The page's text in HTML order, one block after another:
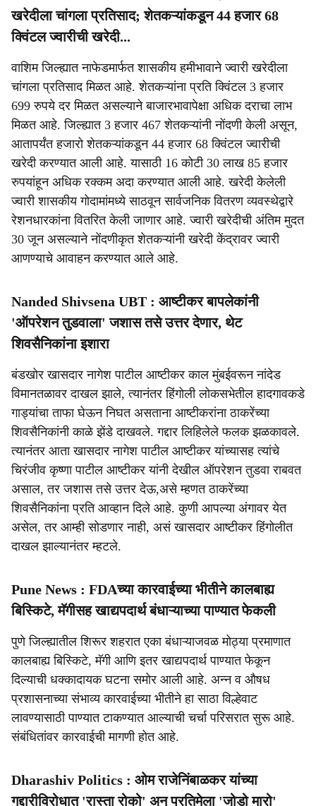
खरेदीला चांगला प्रतिसाद; शेतकऱ्यांकडून 44 हजार 68
क्विंटल ज्वारीची खरेदी...
वाशिम जिल्ह्यात नाफेडमार्फत शासकीय हमीभावाने ज्वारी खरेदीला
चांगला प्रतिसाद मिळत आहे. शेतकऱ्यांना प्रति क्विंटल 3 हजार
699 रुपये दर मिळत असल्याने बाजारभावापेक्षा अधिक दराचा लाभ
मिळत आहे. जिल्ह्यात 3 हजार 467 शेतकऱ्यांनी नोंदणी केली असून,
आतापर्यंत हजारो शेतकऱ्यांकडून 44 हजार 68 क्विंटल ज्वारीची
खरेदी करण्यात आली आहे. यासाठी 16 कोटी 30 लाख 85 हजार
रुपयांहून अधिक रक्कम अदा करण्यात आली आहे. खरेदी केलेली
ज्वारी शासकीय गोदामांमध्ये साठवून सार्वजनिक वितरण व्यवस्थेद्वारे
रेशनधारकांना वितरित केली जाणार आहे. ज्वारी खरेदीची अंतिम मुदत
30 जून असल्याने नोंदणीकृत शेतकऱ्यांनी खरेदी केंद्रावर ज्वारी
आणण्याचे आवाहन करण्यात आले आहे.
Nanded Shivsena UBT : आष्टीकर बापलेकांनी
'ऑपरेशन तुडवाला' जशास तसे उत्तर देणार, थेट
शिवसैनिकांना इशारा
बंडखोर खासदार नागेश पाटील आष्टीकर काल मुंबईवरून नांदेड
विमानतळावर दाखल झाले, त्यानंतर हिंगोली लोकसभेतील हादगावकडे
गाड्यांचा ताफा घेऊन निघत असताना आष्टीकरांना ठाकरेंच्या
शिवसैनिकांनी काळे झेंडे दाखवले. गद्दार लिहिलेले फलक झळकावले.
त्यानंतर आता खासदार नागेश पाटील आष्टीकर यांच्यासह त्यांचे
चिरंजीव कृष्णा पाटील आष्टीकर यांनी देखील ऑपरेशन तुडवा राबवत
असाल, तर जशास तसे उत्तर देऊ,असे म्हणत ठाकरेंच्या
शिवसैनिकांना प्रति आव्हान दिले आहे. कुणी आपल्या अंगावर येत
असेल, तर आम्ही सोडणार नाही, असं खासदार आष्टीकर हिंगोलीत
दाखल झाल्यानंतर म्हटले.
Pune News : FDAच्या कारवाईच्या भीतीने कालबाह्य
बिस्किटे, मॅगीसह खाद्यपदार्थ बंधाऱ्याच्या पाण्यात फेकली
पुणे जिल्ह्यातील शिरूर शहरात एका बंधाऱ्याजवळ मोठ्या प्रमाणात
कालबाह्य बिस्किटे, मॅगी आणि इतर खाद्यपदार्थ पाण्यात फेकून
दिल्याची धक्कादायक घटना समोर आली आहे. अन्न व औषध
प्रशासनाच्या संभाव्य कारवाईच्या भीतीने हा साठा विल्हेवाट
लावण्यासाठी पाण्यात टाकण्यात आल्याची चर्चा परिसरात सुरू आहे.
संबंधितांवर कारवाईची मागणी होत आहे.
Dharashiv Politics : ओम राजेनिंबाळकर यांच्या
गद्दारीविरोधात 'रास्ता रोको' अन् प्रतिमेला 'जोडो मारो'